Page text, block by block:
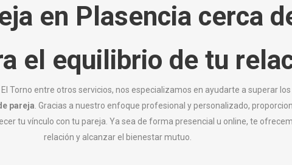
en Plasencia cerca
el equilibrio de tu
Torno entre otros servicios, nos especializamos en ayudarte a superar
pareja . Gracias a nuestro enfoque profesional y personalizado,
tu vínculo con tu pareja. Ya sea de forma presencial u online, te
relación y alcanzar el bienestar mutuo.